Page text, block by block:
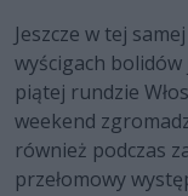
Jeszcze w tej
wyścigach bolidów
piątej rundzie
weekend
również podczas
przełomowy